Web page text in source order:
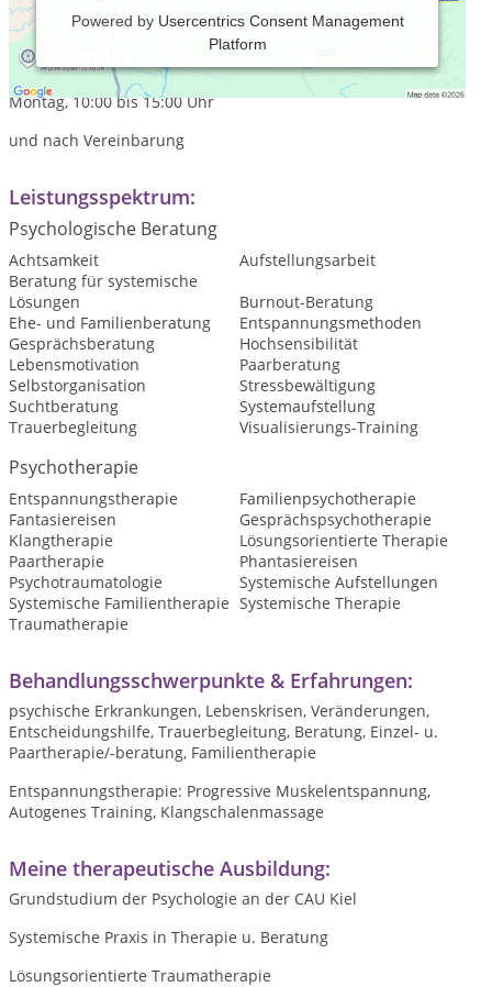
Powered by Usercentrics Consent Management
Platform
Praxiszeiten:
Freitag, 09:00 bis 17:00 Uhr
Montag, 10:00 bis 15:00 Uhr
und nach Vereinbarung
Leistungsspektrum:
Psychologische Beratung
Achtsamkeit
Aufstellungsarbeit
Beratung für systemische
Lösungen
Burnout-Beratung
Ehe- und Familienberatung
Entspannungsmethoden
Gesprächsberatung
Hochsensibilität
Lebensmotivation
Paarberatung
Selbstorganisation
Stressbewältigung
Suchtberatung
Systemaufstellung
Trauerbegleitung
Visualisierungs-Training
Psychotherapie
Entspannungstherapie
Familienpsychotherapie
Fantasiereisen
Gesprächspsychotherapie
Klangtherapie
Lösungsorientierte Therapie
Paartherapie
Phantasiereisen
Psychotraumatologie
Systemische Aufstellungen
Systemische Familientherapie Systemische Therapie
Traumatherapie
Behandlungsschwerpunkte & Erfahrungen:
psychische Erkrankungen, Lebenskrisen, Veränderungen,
Entscheidungshilfe, Trauerbegleitung, Beratung, Einzel- u.
Paartherapie/-beratung, Familientherapie
Entspannungstherapie: Progressive Muskelentspannung,
Autogenes Training, Klangschalenmassage
Meine therapeutische Ausbildung:
Grundstudium der Psychologie an der CAU Kiel
Systemische Praxis in Therapie u. Beratung
Lösungsorientierte Traumatherapie